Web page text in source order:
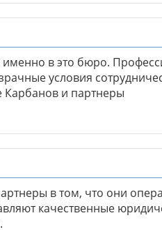
в это бюро.
условия
Карбанов и партнеры
в том, что они
качественные